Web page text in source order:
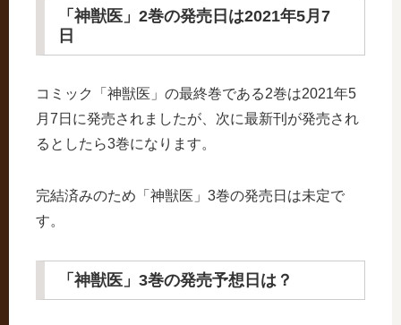
「神獣医」2巻の発売日は2021年5月7
日
コミック「神獣医」の最終巻である2巻は2021年5
月7日に発売されましたが、次に最新刊が発売され
るとしたら3巻になります。
完結済みのため「神獣医」3巻の発売日は未定で
す。
「神獣医」3巻の発売予想日は？